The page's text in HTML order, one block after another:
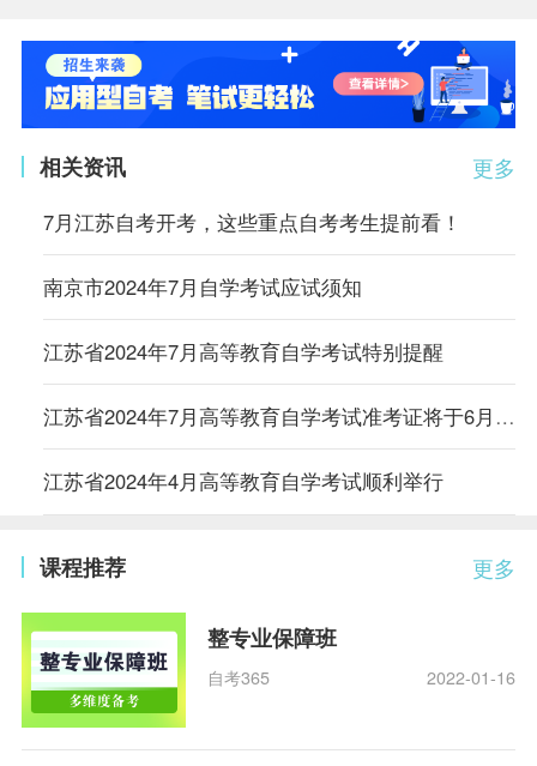
更多
相关资讯
7月江苏自考开考，这些重点自考考生提前看！
南京市2024年7月自学考试应试须知
江苏省2024年7月高等教育自学考试特别提醒
江苏省2024年7月高等教育自学考试准考证将于6月27日开放打印
江苏省2024年4月高等教育自学考试顺利举行
更多
课程推荐
整专业保障班
自考365 2022-01-16